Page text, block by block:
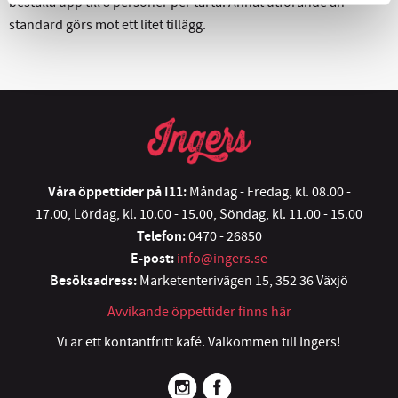
standard görs mot ett litet tillägg.
Våra öppettider på I11: Måndag - Fredag, kl. 08.00 -
17.00, Lördag, kl. 10.00 - 15.00, Söndag, kl. 11.00 - 15.00
Telefon:0470 - 26850
E-post: info@ingers.se
Besöksadress: Marketenterivägen 15, 352 36 Växjö
Avvikande öppettider finns här
Vi är ett kontantfritt kafé. Välkommen till Ingers!